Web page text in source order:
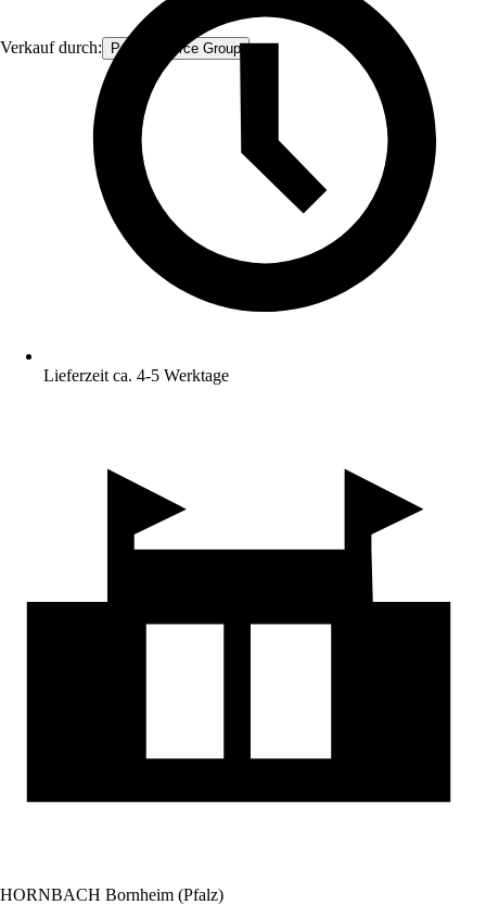
Verkauf durch: Procommerce Group
Lieferzeit ca. 4-5 Werktage
HORNBACH Bornheim (Pfalz)